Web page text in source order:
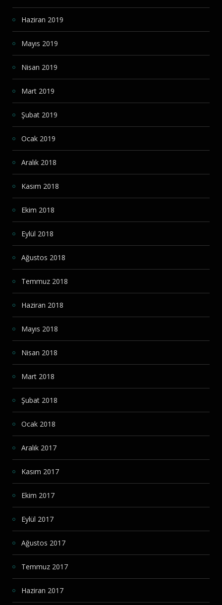
Haziran 2019
Mayıs 2019
Nisan 2019
Mart 2019
Şubat 2019
Ocak 2019
Aralık 2018
Kasım 2018
Ekim 2018
Eylül 2018
Ağustos 2018
Temmuz 2018
Haziran 2018
Mayıs 2018
Nisan 2018
Mart 2018
Şubat 2018
Ocak 2018
Aralık 2017
Kasım 2017
Ekim 2017
Eylül 2017
Ağustos 2017
Temmuz 2017
Haziran 2017